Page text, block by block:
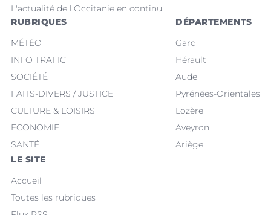
L'actualité de l'Occitanie en continu
RUBRIQUES
MÉTÉO
INFO TRAFIC
SOCIÉTÉ
FAITS-DIVERS / JUSTICE
CULTURE & LOISIRS
ECONOMIE
SANTÉ
DÉPARTEMENTS
Gard
Hérault
Aude
Pyrénées-Orientales
Lozère
Aveyron
Ariège
LE SITE
Accueil
Toutes les rubriques